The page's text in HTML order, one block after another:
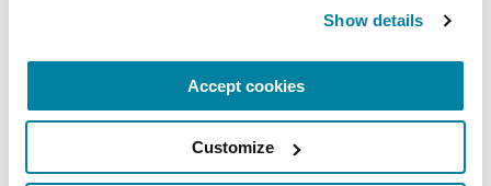
Show details
Accept cookies
Customize